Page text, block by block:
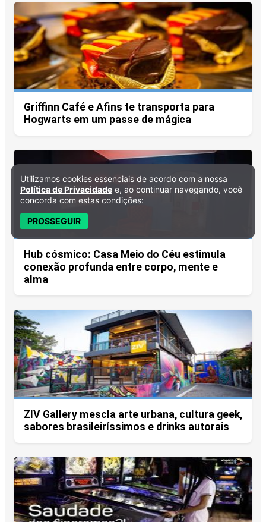
Griffinn Café e Afins te transporta para
Hogwarts em um passe de mágica
Hub cósmico: Casa Meio do Céu estimula
conexão profunda entre corpo, mente e
alma
ZIV Gallery mescla arte urbana, cultura geek,
sabores brasileiríssimos e drinks autorais
Política de Privacidade e Cookies
Utilizamos cookies essenciais de acordo com a nossa
Política de Privacidade e, ao continuar navegando, você
concorda com estas condições:
PROSSEGUIR